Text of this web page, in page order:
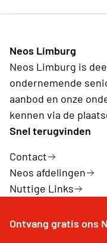
Neos Limburg
Neos Limburg is
ondernemende
aanbod en onze
kennen via de
Snel terugvinden
Contact
Neos afdelingen
Nuttige Links
Ontvang gratis ons